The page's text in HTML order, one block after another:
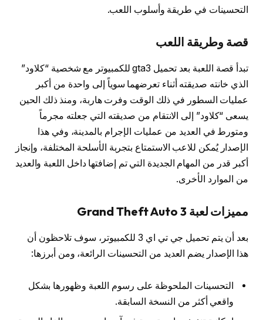
التحسينات في طريقة وأسلوب اللعب.
قصة وطريقة اللعب
تبدأ قصة اللعبة بعد تحميل gta3 للكمبيوتر مع شخصية “كلاود”
الذي خانته صديقته أثناء تعرضهما سوياً إلى واحدة من أكبر
عمليات السطور في ذلك الوقت وفرت هاربة، ومنذ ذلك الحين
يسعى “كلاود” إلى الانتقام من صديقته التي جعلته مجرماً
ومتورط في العديد من عمليات الإجرام بالمدينة، وفي هذا
الإصدار يُمكن للاعب الاستمتاع بتجربة الأسلحة المختلفة، وإنجاز
أكبر قدر من المهام الجديدة التي تم إضافتها داخل اللعبة والعديد
من الموارد الأخرى.
مميزات لعبة Grand Theft Auto 3
بعد أن يتم تحميل جي تي اي 3 للكمبيوتر، سوف تلاحظون أن
هذا الإصدار يضم العديد من التحسينات الرائعة، ومن أبرزها:
التحسينات الملحوظة على رسوم اللعبة وظهورها بشكل
واقعي أكثر من النسخة السابقة.